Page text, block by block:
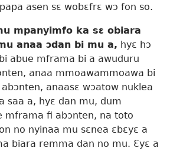
asen sɛ wobɛfrɛ wɔ fon so.
mpanyimfo ka sɛ obiara
anaa ɔdan bi mu a, hyɛ hɔ
abue mframa bi a awuduru
anaa mmoawammoawa bi
anaasɛ wɔatow nuklea
saa a, hyɛ dan mu, dum
mframa fi abɔnten, na toto
no nyinaa mu sɛnea ɛbɛyɛ a
biara remma dan no mu. Ɛyɛ a